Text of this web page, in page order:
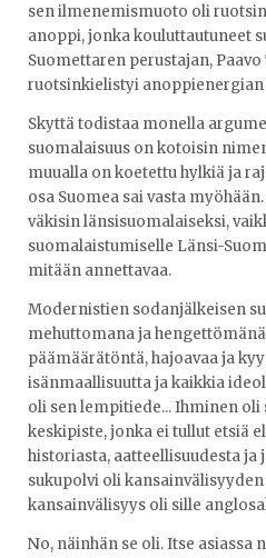
sen ilmenemismuoto oli
anoppi, jonka kouluttautuneet
Suomettaren perustajan,
ruotsinkielistyi anoppienergian
Skyttä todistaa monella
suomalaisuus on kotoisin
muualla on koetettu hylkiä ja
osa Suomea sai vasta
väkisin länsisuomalaiseksi,
suomalaistumiselle Länsi-
mitään annettavaa.
Modernistien sodanjälkeisen
mehuttomana ja
päämäärätöntä, hajoavaa ja
isänmaallisuutta ja kaikkia
oli sen lempitiede... Ihminen
keskipiste, jonka ei tullut etsiä
historiasta, aatteellisuudesta
sukupolvi oli
kansainvälisyys oli sille
No, näinhän se oli. Itse